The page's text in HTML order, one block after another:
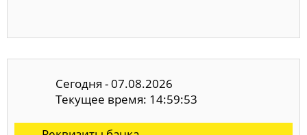
Сегодня - 07.08.2026
Текущее время: 14:59:54